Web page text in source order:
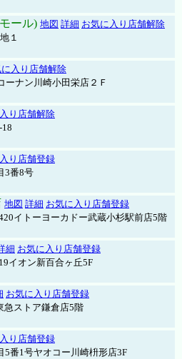
ール) 地図 詳細 お気に入り店舗解除
１
に入り店舗解除
ーナン川崎小田栄店２Ｆ
り店舗解除
り店舗登録
3番8号
地図 詳細 お気に入り店舗登録
イトーヨーカドー武蔵小杉駅前店5階
細 お気に入り店舗登録
イオン新百合ヶ丘5F
お気に入り店舗登録
急ストア鎌倉店5階
り店舗登録
番1号ヤオコー川崎枡形店3F